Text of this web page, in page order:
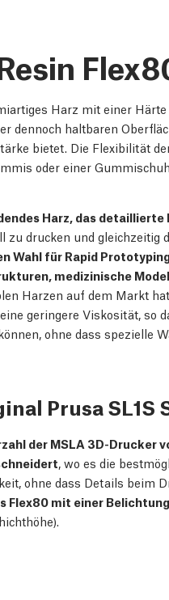
Harz mit einer Härte
dennoch haltbaren
bietet. Die Flexibilität
oder einer
Harz, das
drucken und gleichzeitig
Wahl für Rapid
medizinische
Harzen auf dem Markt
geringere Viskosität, so
ohne dass spezielle
Prusa SL1S
der MSLA 3D-Drucker
, wo es die
ohne dass Details beim
Flex80 mit einer